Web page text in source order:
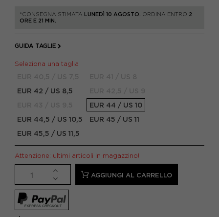
*CONSEGNA STIMATA LUNEDÌ 10 AGOSTO. ORDINA ENTRO 2
ORE E 21 MIN.
GUIDA TAGLIE
Seleziona una taglia
EUR 42 / US 8,5
EUR 44 / US 10
EUR 44,5 / US 10,5
EUR 45 / US 11
EUR 45,5 / US 11,5
Attenzione: ultimi articoli in magazzino!
AGGIUNGI AL CARRELLO